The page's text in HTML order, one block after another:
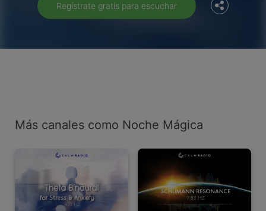
Regístrate gratis para escuchar
Más canales como Noche Mágica